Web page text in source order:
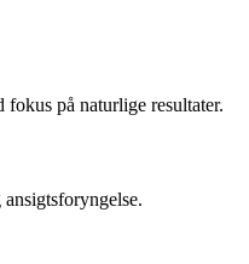
på naturlige resultater.